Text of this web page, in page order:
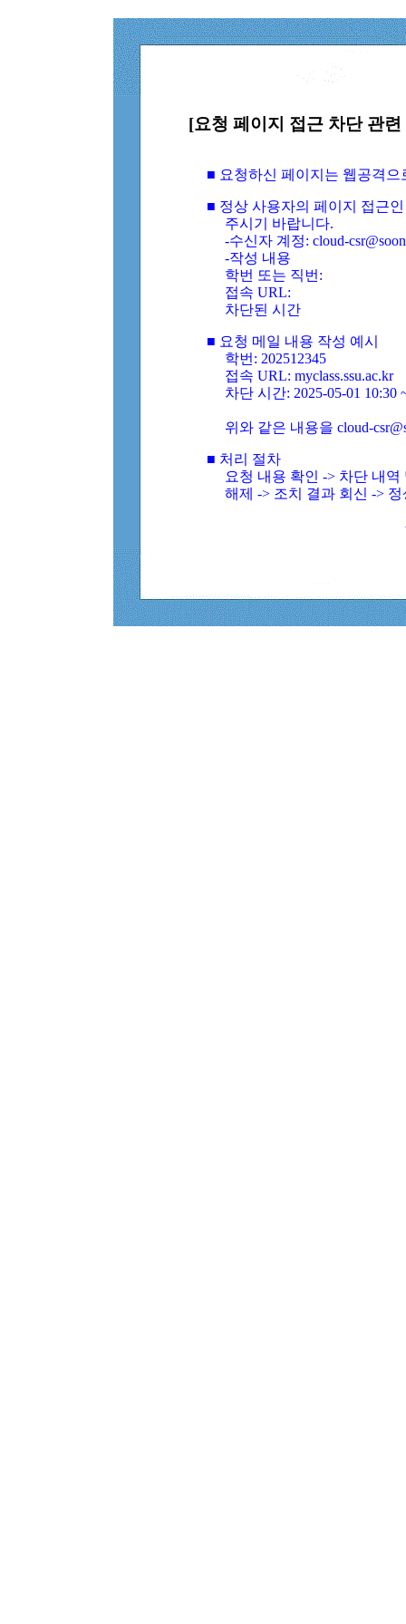
[요청 페이지 접근 차단 관
■ 요청하신 페이지는 웹공격
■ 정상 사용자의 페이지 접근
주시기 바랍니다.
-수신자 계정: cloud-
-작성 내용
학번 또는 직번:
접속 URL:
차단된 시간
■ 요청 메일 내용 작성 예시
학번: 202512345
접속 URL: myclass.ssu.ac.kr
차단 시간: 2025-05-01 10:30
위와 같은 내용을 cloud-
■ 처리 절차
요청 내용 확인 -> 차단 내
해제 -> 조치 결과 회신 ->